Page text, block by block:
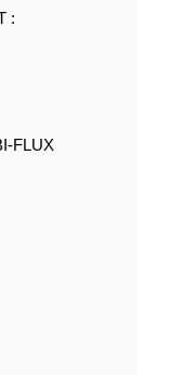
:
FLUX